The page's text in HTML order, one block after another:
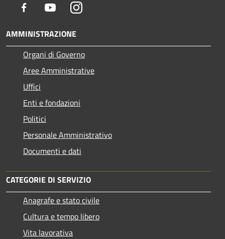
Facebook YoutubeInstagram
AMMINISTRAZIONE
Organi di Governo
Aree Amministrative
Uffici
Enti e fondazioni
Politici
Personale Amministrativo
Documenti e dati
CATEGORIE DI SERVIZIO
Anagrafe e stato civile
Cultura e tempo libero
Vita lavorativa